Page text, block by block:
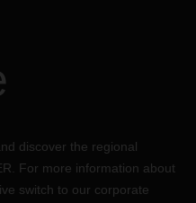
discover the regional
For more information about
switch to our corporate